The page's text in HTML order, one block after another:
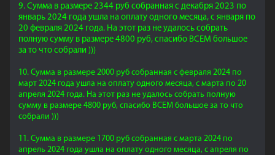
9. Сумма в размере 2344 руб собранная с декабря 2023 по
январь 2024 года ушла на оплату одного месяца, с января по
20 февраля 2024 года. На этот раз не удалось собрать
полную сумму в размере 4800 руб, спасибо ВСЕМ большое
за то что собрали )))
10. Сумма в размере 2000 руб собранная с февраля 2024 по
март 2024 года ушла на оплату одного месяца, с марта по 20
апреля 2024 года. На этот раз не удалось собрать полную
сумму в размере 4800 руб, спасибо ВСЕМ большое за то что
собрали )))
11. Сумма в размере 1700 руб собранная с марта 2024 по
апрель 2024 года ушла на оплату одного месяца, с апреля по